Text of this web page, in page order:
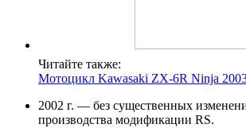
Читайте также:
Мотоцикл Kawasaki ZX-6R Ninja
2002 г. — без существенных
производства модификации RS.